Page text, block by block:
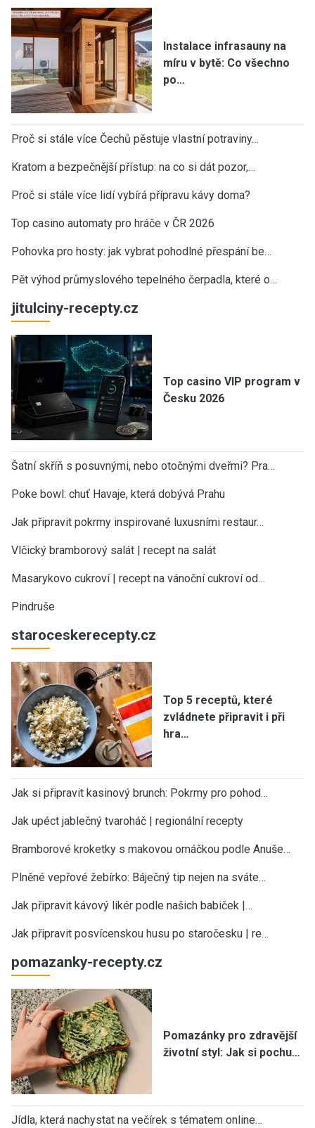
Instalace infrasauny na
míru v bytě: Co všechno
po…
Proč si stále více Čechů pěstuje vlastní potraviny…
Kratom a bezpečnější přístup: na co si dát pozor,…
Proč si stále více lidí vybírá přípravu kávy doma?
Top casino automaty pro hráče v ČR 2026
Pohovka pro hosty: jak vybrat pohodlné přespání be…
Pět výhod průmyslového tepelného čerpadla, které o…
jitulciny-recepty.cz
Top casino VIP program v
Česku 2026
Šatní skříň s posuvnými, nebo otočnými dveřmi? Pra…
Poke bowl: chuť Havaje, která dobývá Prahu
Jak připravit pokrmy inspirované luxusními restaur…
Vlčický bramborový salát | recept na salát
Masarykovo cukroví | recept na vánoční cukroví od…
Pindruše
staroceskerecepty.cz
Top 5 receptů, které
zvládnete připravit i při
hra…
Jak si připravit kasinový brunch: Pokrmy pro pohod…
Jak upéct jablečný tvaroháč | regionální recepty
Bramborové kroketky s makovou omáčkou podle Anuše…
Plněné vepřové žebírko: Báječný tip nejen na sváte…
Jak připravit kávový likér podle našich babiček |…
Jak připravit posvícenskou husu po staročesku | re…
pomazanky-recepty.cz
Pomazánky pro zdravější
životní styl: Jak si pochu…
Jídla, která nachystat na večírek s tématem online…